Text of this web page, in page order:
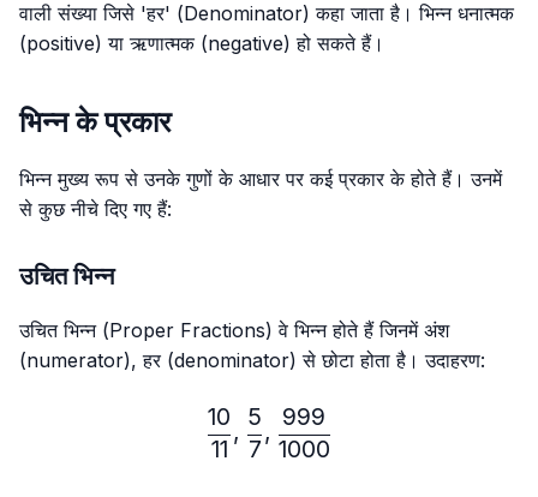
वाली संख्या जिसे 'हर' (Denominator) कहा जाता है। भिन्न धनात्मक
(positive) या ऋणात्मक (negative) हो सकते हैं।
भिन्न के प्रकार
भिन्न मुख्य रूप से उनके गुणों के आधार पर कई प्रकार के होते हैं। उनमें
से कुछ नीचे दिए गए हैं:
उचित भिन्न
उचित भिन्न (Proper Fractions) वे भिन्न होते हैं जिनमें अंश
(numerator), हर (denominator) से छोटा होता है। उदाहरण:
11
10
,
7
5
,
1000
999